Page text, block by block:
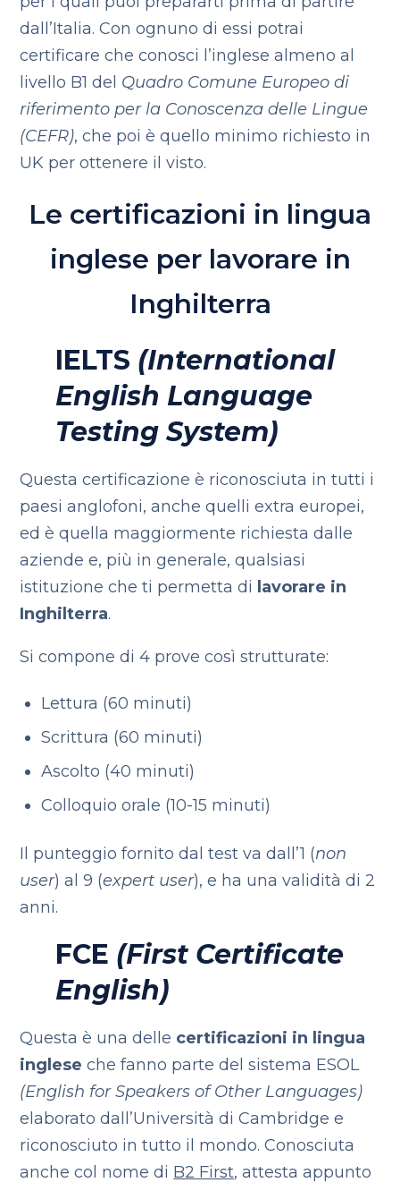
dall’Italia. Con ognuno di essi potrai
certificare che conosci l’inglese almeno al
livello B1 del Quadro Comune Europeo di
riferimento per la Conoscenza delle Lingue
(CEFR), che poi è quello minimo richiesto in
UK per ottenere il visto.
Le certificazioni in lingua
inglese per lavorare in
Inghilterra
IELTS (International
English Language
Testing System)
Questa certificazione è riconosciuta in tutti i
paesi anglofoni, anche quelli extra europei,
ed è quella maggiormente richiesta dalle
aziende e, più in generale, qualsiasi
istituzione che ti permetta di lavorare in
Inghilterra.
Si compone di 4 prove così strutturate:
Lettura (60 minuti)
Scrittura (60 minuti)
Ascolto (40 minuti)
Colloquio orale (10-15 minuti)
Il punteggio fornito dal test va dall’1 (non
user) al 9 (expert user), e ha una validità di 2
anni.
FCE (First Certificate
English)
Questa è una delle certificazioni in lingua
ingleseche fanno parte del sistema ESOL
(English for Speakers of Other Languages)
elaborato dall’Università di Cambridge e
riconosciuto in tutto il mondo. Conosciuta
anche col nome di B2 First, attesta appunto